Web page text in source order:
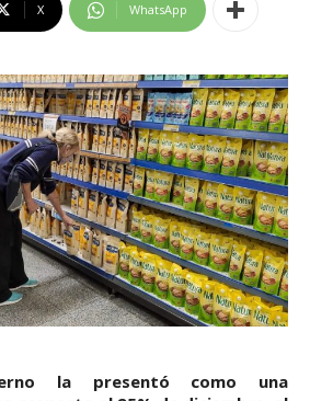
X WhatsApp
la presentó como una